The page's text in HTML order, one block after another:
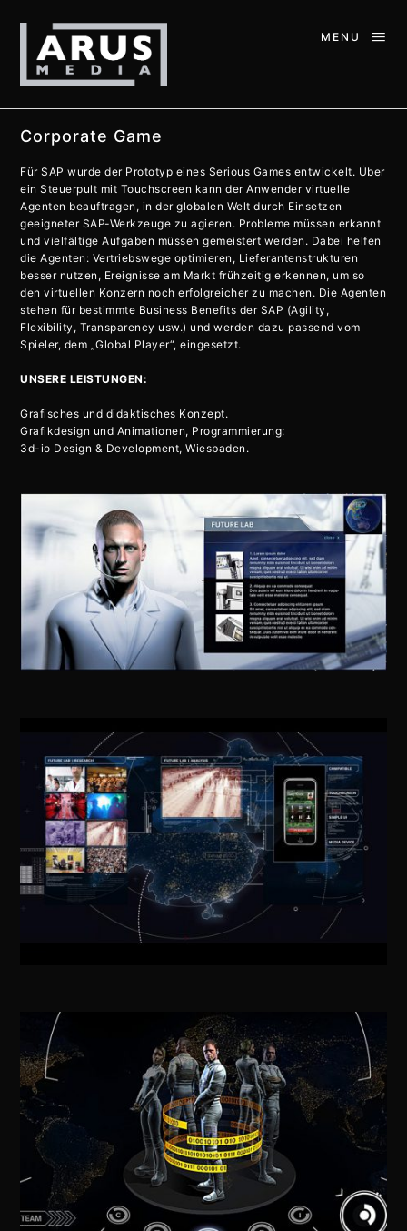
MENU
Corporate Game
Für SAP wurde der Prototyp eines Serious Games entwickelt. Über
ein Steuerpult mit Touchscreen kann der Anwender virtuelle
Agenten beauftragen, in der globalen Welt durch Einsetzen
geeigneter SAP-Werkzeuge zu agieren. Probleme müssen erkannt
und vielfältige Aufgaben müssen gemeistert werden. Dabei helfen
die Agenten: Vertriebswege optimieren, Lieferantenstrukturen
besser nutzen, Ereignisse am Markt frühzeitig erkennen, um so
den virtuellen Konzern noch erfolgreicher zu machen. Die Agenten
stehen für bestimmte Business Benefits der SAP (Agility,
Flexibility, Transparency usw.) und werden dazu passend vom
Spieler, dem „Global Player“, eingesetzt.
UNSERE LEISTUNGEN:
Grafisches und didaktisches Konzept.
Grafikdesign und Animationen, Programmierung:
3d-io Design & Development, Wiesbaden.